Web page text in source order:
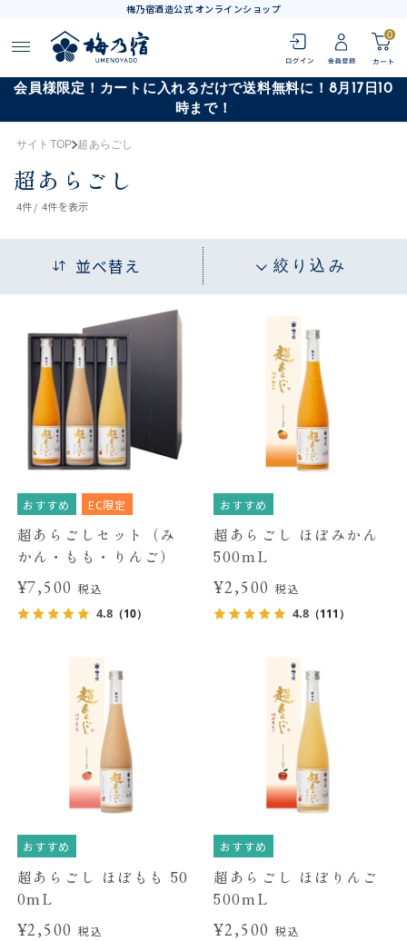
梅乃宿酒造公式 オンラインショップ
0
会員様限定！カートに入れるだけで送料無料に！8月17日10
時まで！
サイトTOP 超あらごし
超あらごし
4件 / 4件を表示
並べ替え 絞り込み
おすすめ EC限定
超あらごしセット（み
かん・もも・りんご）
¥7,500税込
4.8（10）
おすすめ
超あらごし ほぼみかん
500mL
¥2,500 税込
4.8 （111）
おすすめ
超あらごし ほぼもも 50
0mL
¥2,500税込
おすすめ
超あらごし ほぼりんご
500mL
¥2,500 税込